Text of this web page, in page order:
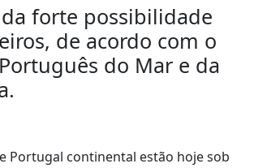
forte possibilidade
de acordo com o
do Mar e da
Portugal continental estão hoje sob